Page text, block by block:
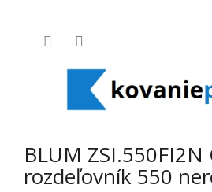
BLUM ZSI.550FI2N
rozdeľovník 550